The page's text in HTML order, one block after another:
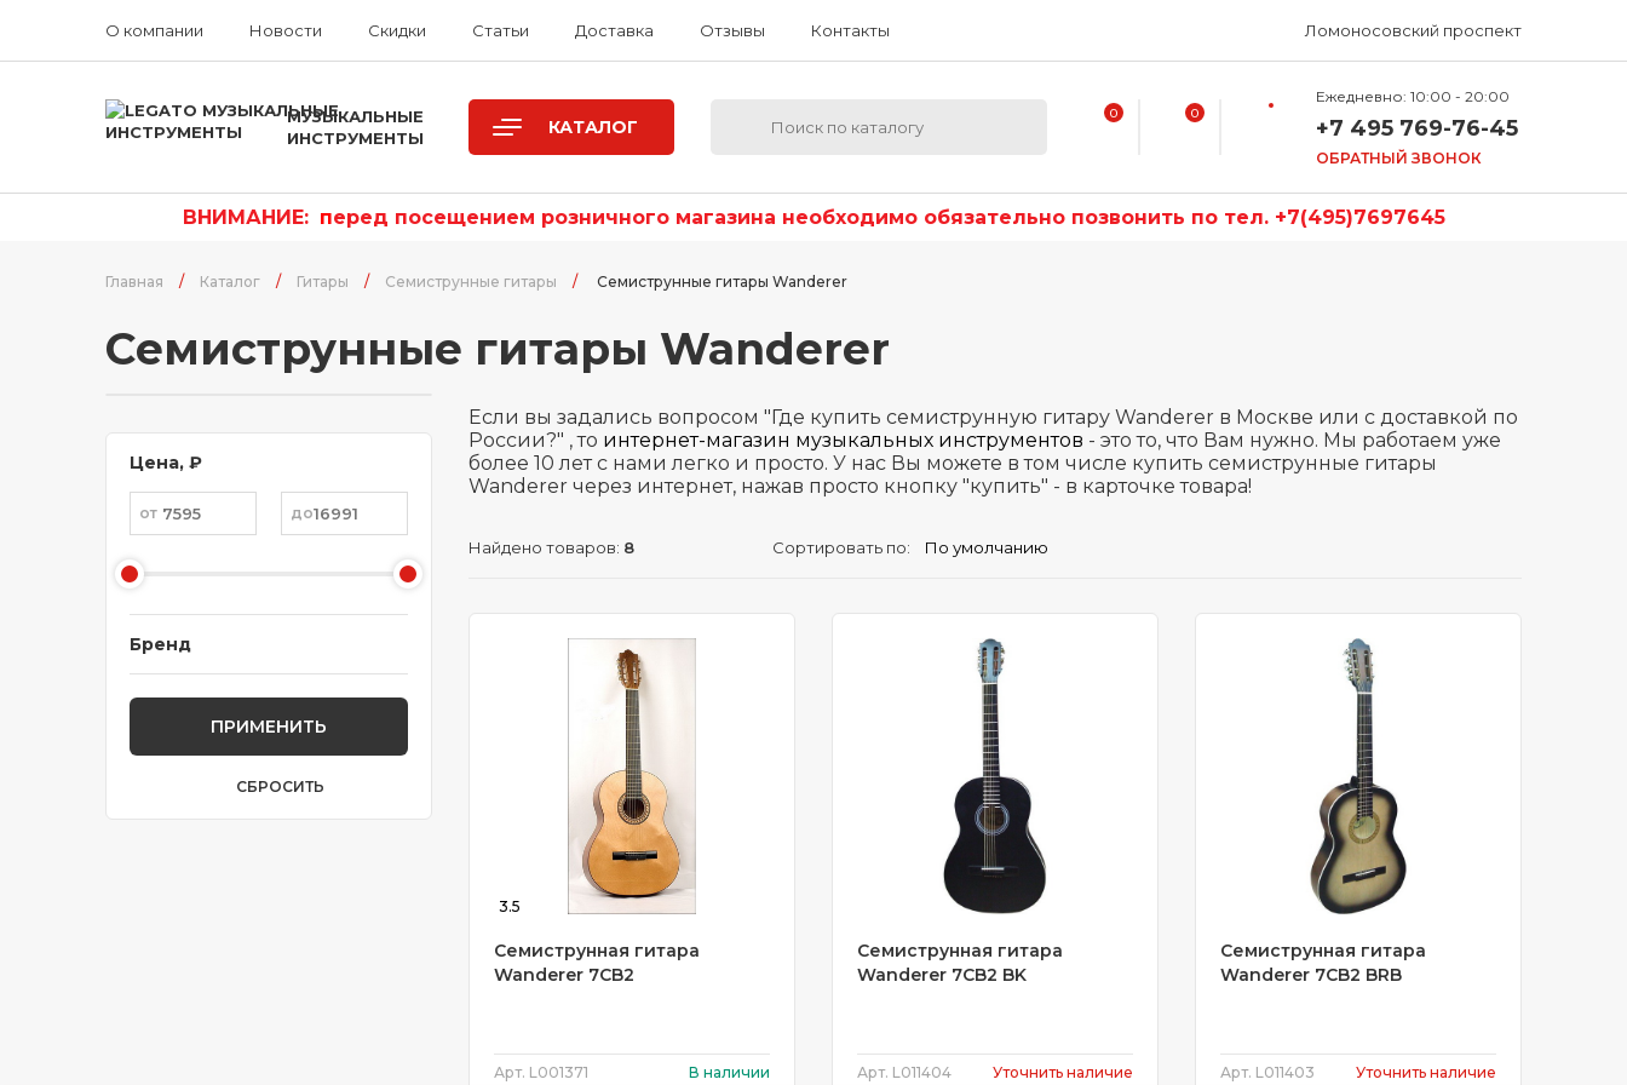
О компании Новости Скидки Статьи Доставка Отзывы Контакты Ломоносовский проспект
МУЗЫКАЛЬНЫЕ
ИНСТРУМЕНТЫ
КАТАЛОГ
0 0
Ежедневно: 10:00 - 20:00
+7 495 769-76-45
ОБРАТНЫЙ ЗВОНОК
ВНИМАНИЕ: перед посещением розничного магазина необходимо обязательно позвонить по тел. +7(495)7697645
Главная / Каталог / Гитары / Семиструнные гитары / Семиструнные гитары Wanderer
Семиструнные гитары Wanderer
Цена, ₽
Бренд
ПРИМЕНИТЬ
СБРОСИТЬ
Если вы задались вопросом "Где купить семиструнную гитару Wanderer в Москве или с доставкой по
России?" , то интернет-магазин музыкальных инструментов - это то, что Вам нужно. Мы работаем уже
более 10 лет с нами легко и просто. У нас Вы можете в том числе купить семиструнные гитары
Wanderer через интернет, нажав просто кнопку "купить" - в карточке товара!
Найдено товаров: 8 Сортировать по:
3.5
Семиструнная гитара
Wanderer 7CB2
Арт. L001371 В наличии
Семиструнная гитара
Wanderer 7CB2 BK
Арт. L011404 Уточнить наличиe
Семиструнная гитара
Wanderer 7CB2 BRB
Арт. L011403 Уточнить наличиe